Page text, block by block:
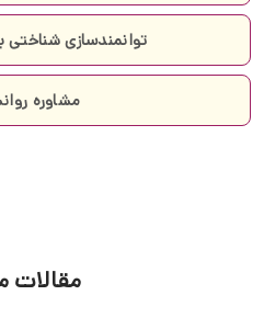
توانمندسازی
مشاوره
مقالات